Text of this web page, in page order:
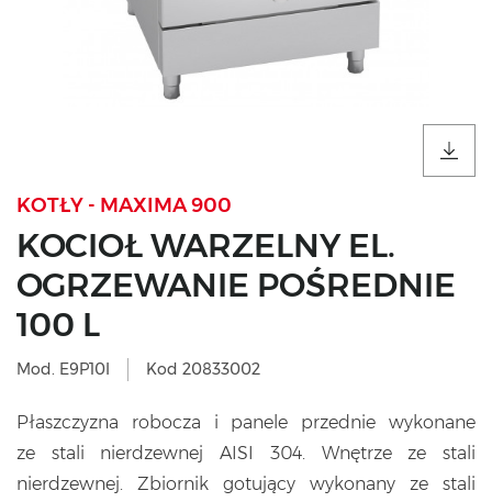
KOTŁY - MAXIMA 900
KOCIOŁ WARZELNY EL.
OGRZEWANIE POŚREDNIE
100 L
Mod. E9P10I Kod 20833002
Płaszczyzna robocza i panele przednie wykonane
ze stali nierdzewnej AISI 304. Wnętrze ze stali
nierdzewnej. Zbiornik gotujący wykonany ze stali